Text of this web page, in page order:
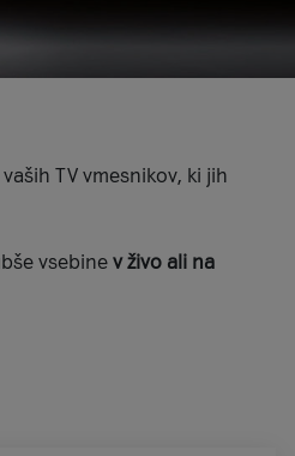
TV vmesnikov, ki jih
vsebine v živo ali na